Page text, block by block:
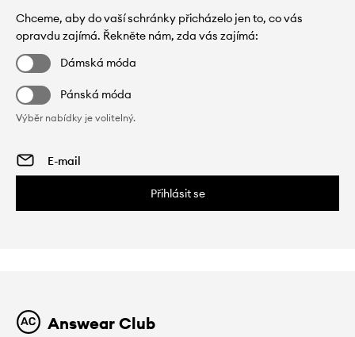
Chceme, aby do vaší schránky přicházelo jen to, co vás
opravdu zajímá. Řekněte nám, zda vás zajímá:
Dámská móda
Pánská móda
Výběr nabídky je volitelný.
Přihlásit se
Answear Club